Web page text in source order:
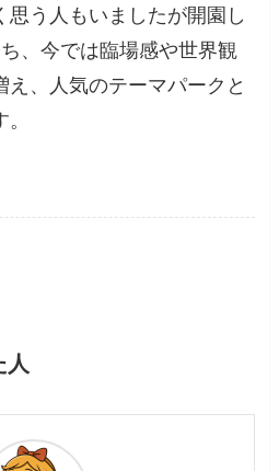
思う人もいましたが開園し
、今では臨場感や世界観
え、人気のテーマパークと
人